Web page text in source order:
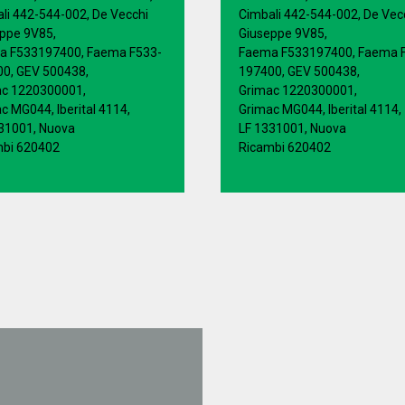
442-544-002, De Vecchi
9V85,
F533197400, Faema F533-
GEV 500438,
1220300001,
MG044, Iberital 4114,
Nuova
620402
Cimbali 442-544-002, De
Giuseppe 9V85,
Faema F533197400, Faema
197400, GEV 500438,
Grimac 1220300001,
Grimac MG044, Iberital 4114,
LF 1331001, Nuova
Ricambi 620402